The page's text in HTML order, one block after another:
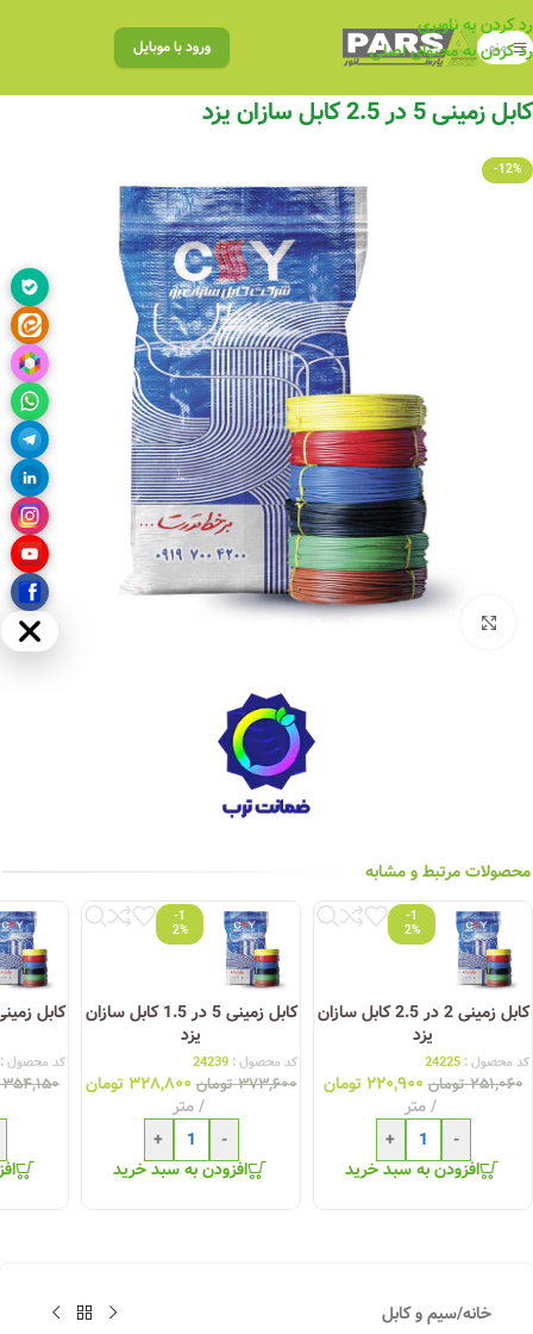
رد کردن به ناوبری
رد کردن به محتوای اصلی
منو ورود با موبایل
کابل زمینی 5 در 2.5 کابل سازان یزد
-12%
بزرگنمایی تصویر
محصولات مرتبط و مشابه
-1
2%
کابل زمینی 2 در 2.5 کابل سازان
یزد
کد محصول : 24225
۲۵۱,۰۶۰ تومان ۲۲۰,۹۰۰ تومان
متر
-
+
افزودن به سبد خرید
-1
2%
کابل زمینی 5 در 1.5 کابل سازان
یزد
کد محصول : 24239
۳۷۳,۶۰۰ تومان ۳۲۸,۸۰۰ تومان
متر
-
+
افزودن به سبد خرید
کد محصول
۳۵۴,۱۵۰
خانه/سیم و کابل